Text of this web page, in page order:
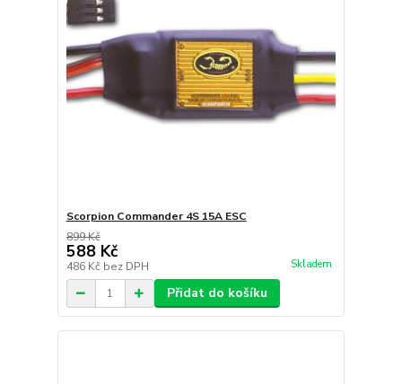
Scorpion Commander 4S 15A ESC
899 Kč
588 Kč
486 Kč bez DPH Skladem
Přidat do košíku